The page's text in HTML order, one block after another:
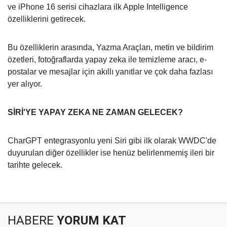
ve iPhone 16 serisi cihazlara ilk Apple Intelligence
özelliklerini getirecek.
Bu özelliklerin arasında, Yazma Araçları, metin ve bildirim
özetleri, fotoğraflarda yapay zeka ile temizleme aracı, e-
postalar ve mesajlar için akıllı yanıtlar ve çok daha fazlası
yer alıyor.
SİRİ'YE YAPAY ZEKA NE ZAMAN GELECEK?
CharGPT entegrasyonlu yeni Siri gibi ilk olarak WWDC'de
duyurulan diğer özellikler ise henüz belirlenmemiş ileri bir
tarihte gelecek.
HABERE YORUM KAT